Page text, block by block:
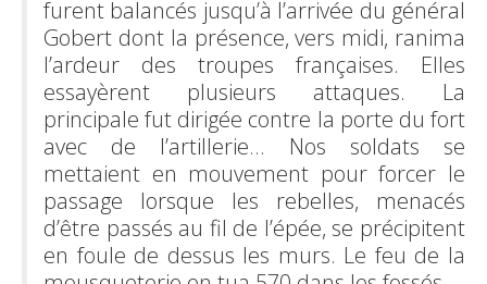
furent balancés jusqu’à l’arrivée du général
Gobert dont la présence, vers midi, ranima
l’ardeur des troupes françaises. Elles
essayèrent plusieurs attaques. La
principale fut dirigée contre la porte du fort
avec de l’artillerie… Nos soldats se
mettaient en mouvement pour forcer le
passage lorsque les rebelles, menacés
d’être passés au fil de l’épée, se précipitent
en foule de dessus les murs. Le feu de la